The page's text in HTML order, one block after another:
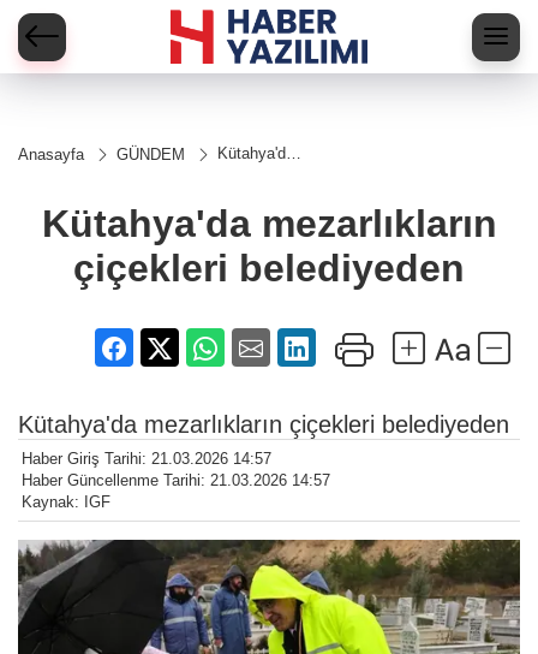
Anasayfa GÜNDEM
Kütahya'da
belediyeden
Kütahya'da mezarlıkların
çiçekleri belediyeden
Kütahya'da mezarlıkların çiçekleri belediyeden
Haber Giriş Tarihi: 21.03.2026 14:57
Haber Güncellenme Tarihi: 21.03.2026 14:57
Kaynak: IGF